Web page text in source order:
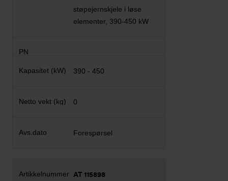
støpejernskjele i løse
elementer, 390-450 kW
390 - 450
0
Forespørsel
AT 115898